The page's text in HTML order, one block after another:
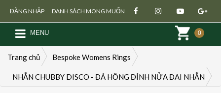
DANH SÁCH MONG MUỐN
ĐĂNG NHẬP
MENU 0
Trang chủ Bespoke Womens Rings
NHẪN CHUBBY DISCO - ĐÁ HỒNG ĐÍNH NỬA ĐAI NHẪN